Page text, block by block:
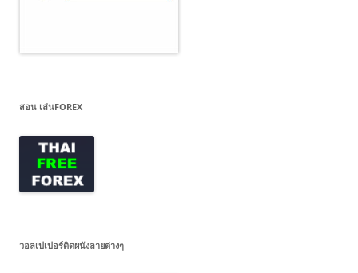
สอน เล่นFOREX
วอลเปเปอร์ติดผนังลายต่างๆ